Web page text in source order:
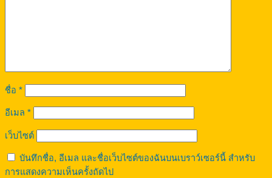
ชื่อ *
อีเมล *
เว็บไซต์
บันทึกชื่อ, อีเมล และชื่อเว็บไซต์ของฉันบนเบราว์เซอร์นี้ สำหรับ
การแสดงความเห็นครั้งถัดไป